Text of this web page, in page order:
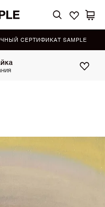
СЕРТИФИКАТ SAMPLE